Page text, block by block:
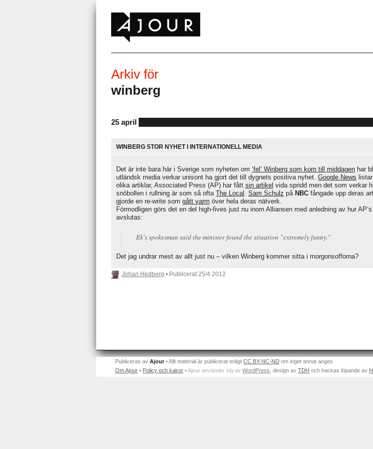
Arkiv för
winberg
25 april
WINBERG STOR NYHET I INTERNATIONELL MEDIA
Det är inte bara här i Sverige som nyheten om ’fel’ Winberg som kom till middagen har
utländsk media verkar unisont ha gjort det till dygnets positiva nyhet. Google News
olika artiklar, Associated Press (AP) har fått sin artikel vida spridd men det som verkar
snöbollen i rullning är som så ofta The Local Sam Schulz på NBC fångade upp deras
gjorde en re-write som gått varm över hela deras nätverk.
Förmodligen görs det en del high-fives just nu inom Alliansen med anledning av hur AP’s
avslutas:
Ek’s spokesman said the minister found the situation ”extremely funny.”
Det jag undrar mest av allt just nu – vilken Winberg kommer sitta i morgonsofforna?
Johan Hedberg • Publicerat 25/4 2012
Publiceras av Ajour • Allt material är publicerat enligt CC BY-NC-ND om inget annat anges
Om Ajour • Policy och kakor •Ajour använder sig av WordPress , design av TDH och hackas löpande av